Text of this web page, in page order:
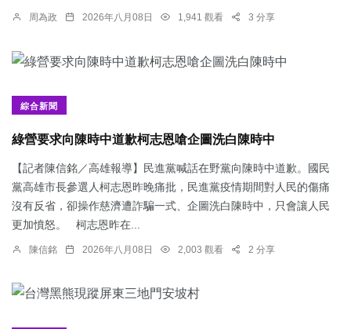
周為政 2026年八月08日 1,941 觀看 3 分享
綜合新聞
綠營要求向陳時中道歉柯志恩嗆企圖洗白陳時中
【記者陳信銘／高雄報導】民進黨喊話在野黨向陳時中道歉。國民
黨高雄市長參選人柯志恩昨晚痛批，民進黨疫情期間對人民的傷痛
沒有反省，卻操作慈濟遭詐騙一式、企圖洗白陳時中，只會讓人民
更加憤怒。 柯志恩昨在...
陳信銘 2026年八月08日 2,003 觀看 2 分享